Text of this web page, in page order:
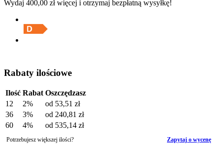
Wydaj 400,00 złwięcej i otrzymaj bezpłatną wysyłkę!
Rabaty ilościowe
Ilość Rabat Oszczędzasz
12
2% od 53,51 zł
36
3% od 240,81 zł
60
4% od 535,14 zł
Potrzebujesz większej ilości? Zapytaj o wycenę